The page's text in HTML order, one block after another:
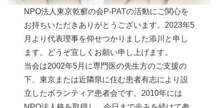
NPO法人東京乾癬の会P-PATの活動にご関心を
お持ちいただきありがとうございます。2023年5
月より代表理事を仰せつかりました添川と申し
ます。どうぞ宜しくお願い申し上げます。
当会は2002年5月に専門医の先生方のご支援の
下、東京または近隣県に住む患者有志により設
立したボランティア患者会です。2010年には